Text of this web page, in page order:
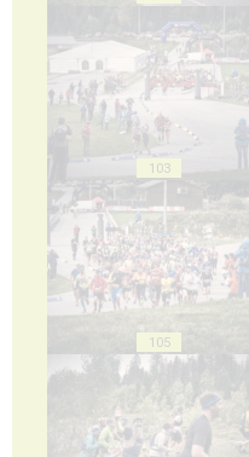
103
105